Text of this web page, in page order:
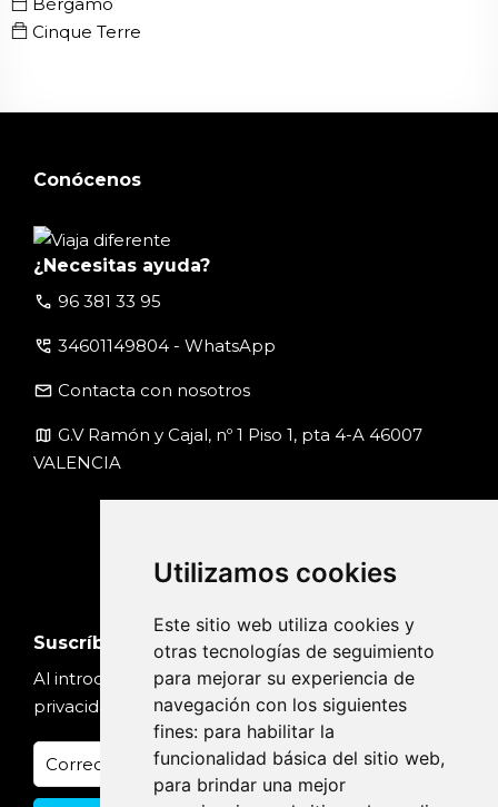
Utilizamos cookies
Este sitio web utiliza cookies y
otras tecnologías de seguimiento
para mejorar su experiencia de
navegación con los siguientes
fines: para habilitar la
funcionalidad básica del sitio web,
para brindar una mejor
Bérgamo
Cinque Terre
Conócenos
¿Necesitas ayuda?
call 96 381 33 95
perm_phone_msg 34601149804 - WhatsApp
email Contacta con nosotros
map G.V Ramón y Cajal, nº 1 Piso 1, pta 4-A 46007
VALENCIA
Suscríbete
Al introducir tu email, aceptas nuestraPolítica de
privacidad